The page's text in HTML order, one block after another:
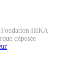
HIKA
déposée